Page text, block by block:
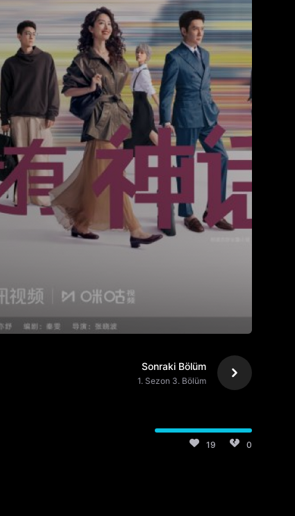
Sonraki Bölüm
1. Sezon 3. Bölüm
19 0